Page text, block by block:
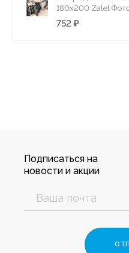
180х200 Zalel
752 ₽
Подписаться на
новости и акции